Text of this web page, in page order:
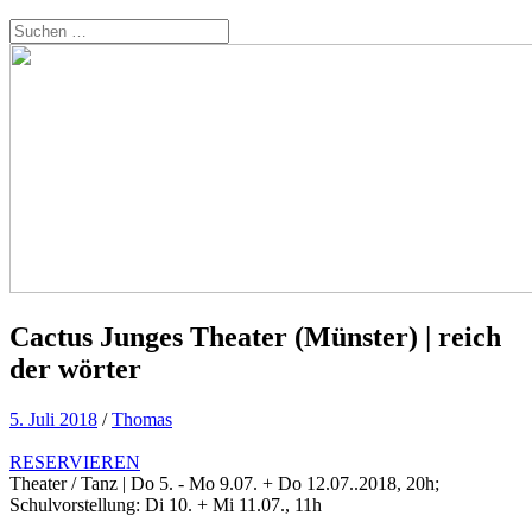
Cactus Junges Theater (Münster) | reich
der wörter
5. Juli 2018 /Thomas
RESERVIEREN
Theater / Tanz | Do 5. - Mo 9.07. + Do 12.07..2018, 20h;
Schulvorstellung: Di 10. + Mi 11.07., 11h